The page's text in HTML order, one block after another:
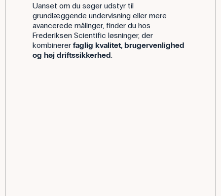
Uanset om du søger udstyr til
grundlæggende undervisning eller mere
avancerede målinger, finder du hos
Frederiksen Scientific løsninger, der
kombinerer faglig kvalitet, brugervenlighed
og høj driftssikkerhed